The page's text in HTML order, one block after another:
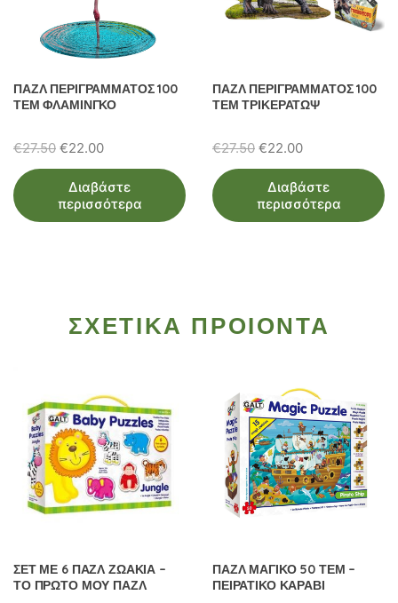
ΠΑΖΛ ΠΕΡΙΓΡΑΜΜΑΤΟΣ 100
ΤΕΜ ΦΛΑΜΙΝΓΚΟ
€27.50 Original
price
was:
€27.50.
€22.00Η
τρέχουσα
τιμή
είναι:
Διαβάστε
περισσότερα
ΠΑΖΛ ΠΕΡΙΓΡΑΜΜΑΤΟΣ 100
ΤΕΜ ΤΡΙΚΕΡΑΤΩΨ
€27.50 Original
price
was:
€27.50.
€22.00Η
τρέχουσα
τιμή
είναι:
Διαβάστε
περισσότερα
ΣΧΕΤΙΚΑ ΠΡΟΙΟΝΤΑ
ΣΕΤ ΜΕ 6 ΠΑΖΛ ΖΩΑΚΙΑ –
ΤΟ ΠΡΩΤΟ ΜΟΥ ΠΑΖΛ
ΠΑΖΛ ΜΑΓΙΚΟ 50 ΤΕΜ –
ΠΕΙΡΑΤΙΚΟ ΚΑΡΑΒΙ